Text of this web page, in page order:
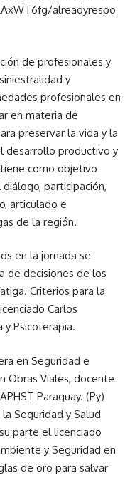
alreadyrespo
de profesionales y
y
profesionales en
en materia de
preservar la vida y la
desarrollo productivo y
como objetivo
participación,
articulado e
de la región.
en la jornada se
de decisiones de los
Criterios para la
Carlos
y Psicoterapia.
en Seguridad e
Obras Viales, docente
Paraguay. (Py)
Seguridad y Salud
parte el licenciado
y Seguridad en
de oro para salvar